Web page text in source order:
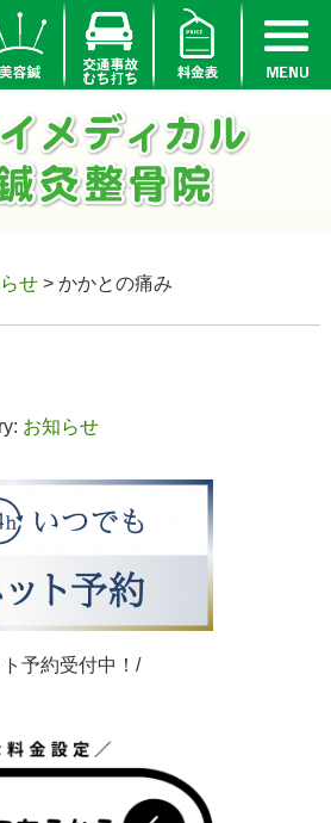
せ> かかとの痛み
お知らせ
予約受付中！/